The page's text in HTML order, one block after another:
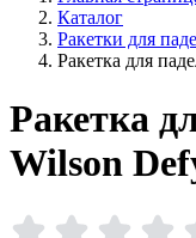
Каталог
Ракетки для
Ракетка для
Ракетка
Wilson